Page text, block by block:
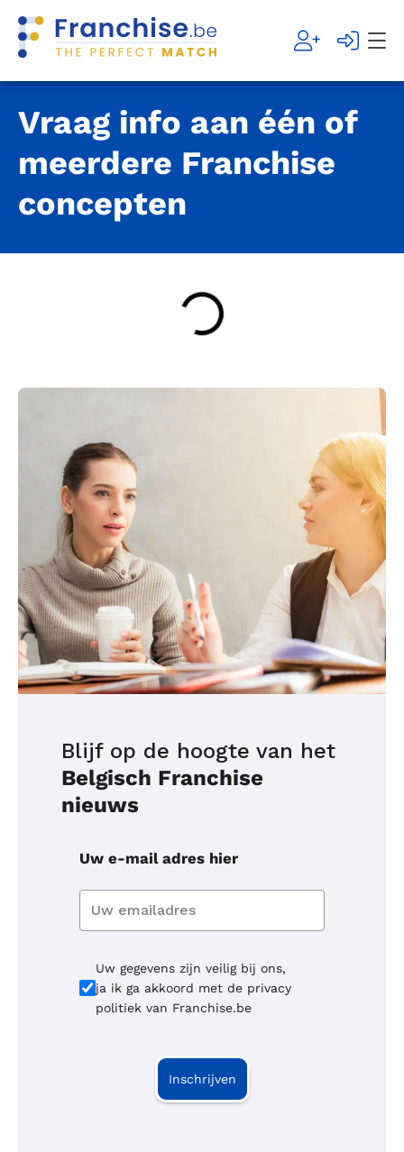
Vraag info aan één of
meerdere Franchise
concepten
Blijf op de hoogte van het
Belgisch Franchise
nieuws
Uw e-mail adres hier
Uw gegevens zijn veilig bij ons,
ja ik ga akkoord met de privacy
politiek van Franchise.be
Inschrijven